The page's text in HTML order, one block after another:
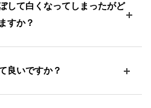
して白くなってしまったがど
すか？
良いですか？